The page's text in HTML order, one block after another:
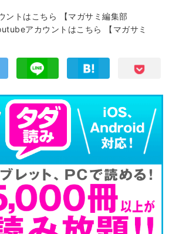
ントはこちら
【マガサミ編集部
アカウントはこちら
【マガサミ